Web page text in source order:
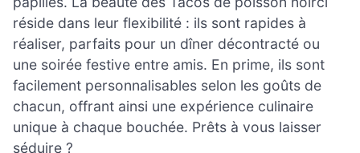
réside dans leur flexibilité : ils sont rapides à
réaliser, parfaits pour un dîner décontracté ou
une soirée festive entre amis. En prime, ils sont
facilement personnalisables selon les goûts de
chacun, offrant ainsi une expérience culinaire
unique à chaque bouchée. Prêts à vous laisser
séduire ?